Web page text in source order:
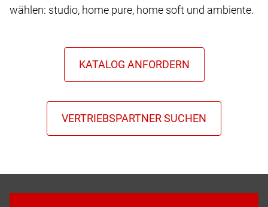
wählen: studio, home pure, home soft und ambiente.